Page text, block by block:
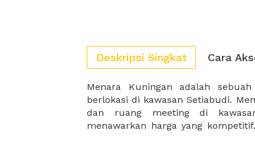
Deskripsi Singkat Cara
Menara Kuningan adalah
berlokasi di kawasan Setiabudi.
dan ruang meeting di
menawarkan harga yang
gedung perkantoran dan pusat